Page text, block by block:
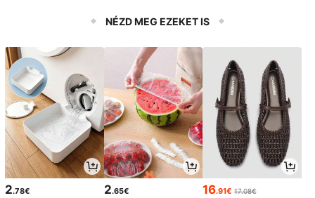
NÉZD MEG EZEKET IS
2.78€ 2.65€ 16.91€ 17.08€